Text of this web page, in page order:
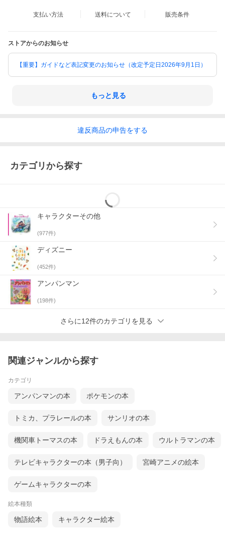
支払い方法 送料について 販売条件
ストアからのお知らせ
【重要】ガイドなど表記変更のお知らせ（改定予定日2026年9月1日）
もっと見る
違反商品の申告をする
カテゴリから探す
キャラクターその他
(977件)
ディズニー
(452件)
アンパンマン
(198件)
さらに12件のカテゴリを見る
関連ジャンルから探す
カテゴリ
アンパンマンの本 ポケモンの本
トミカ、プラレールの本 サンリオの本
機関車トーマスの本 ドラえもんの本 ウルトラマンの本
テレビキャラクターの本（男子向） 宮崎アニメの絵本
ゲームキャラクターの本
絵本種類
物語絵本 キャラクター絵本